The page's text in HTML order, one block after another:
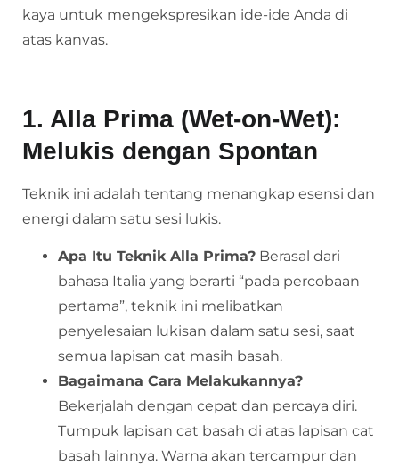
kaya untuk mengekspresikan ide-ide Anda di
atas kanvas.
1. Alla Prima (Wet-on-Wet):
Melukis dengan Spontan
Teknik ini adalah tentang menangkap esensi dan
energi dalam satu sesi lukis.
Apa Itu Teknik Alla Prima? Berasal dari
bahasa Italia yang berarti “pada percobaan
pertama”, teknik ini melibatkan
penyelesaian lukisan dalam satu sesi, saat
semua lapisan cat masih basah.
Bagaimana Cara Melakukannya?
Bekerjalah dengan cepat dan percaya diri.
Tumpuk lapisan cat basah di atas lapisan cat
basah lainnya. Warna akan tercampur dan